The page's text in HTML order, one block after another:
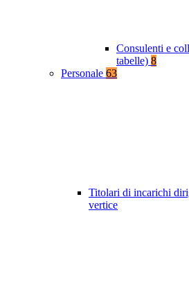
Consulenti e
tabelle) 8
Personale 63
Titolari di incarichi
vertice